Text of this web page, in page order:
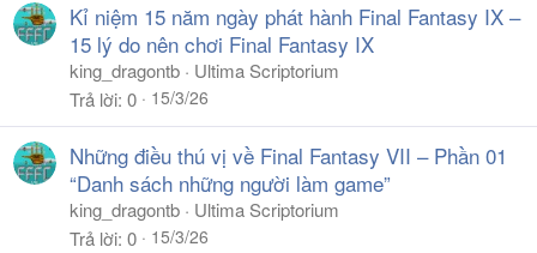
Kỉ niệm 15 năm ngày phát hành Final Fantasy IX –
15 lý do nên chơi Final Fantasy IX
king_dragontb
Ultima Scriptorium
Trả lời 0 15/3/26
Những điều thú vị về Final Fantasy VII – Phần 01
“Danh sách những người làm game”
king_dragontb
Ultima Scriptorium
Trả lời 0 15/3/26